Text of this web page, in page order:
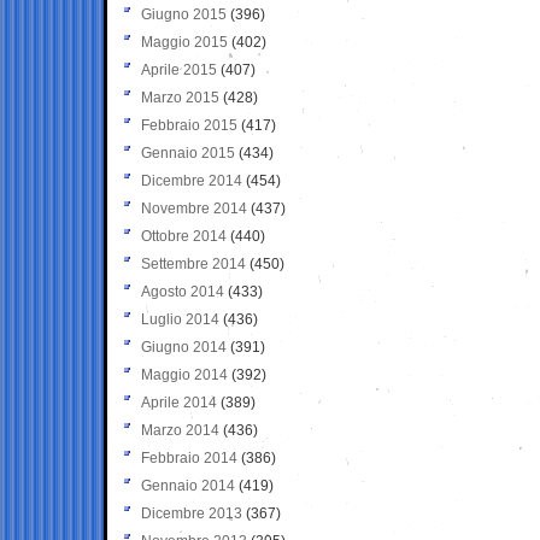
Giugno 2015 (396)
Maggio 2015 (402)
Aprile 2015 (407)
Marzo 2015 (428)
Febbraio 2015 (417)
Gennaio 2015 (434)
Dicembre 2014 (454)
Novembre 2014 (437)
Ottobre 2014 (440)
Settembre 2014 (450)
Agosto 2014 (433)
Luglio 2014 (436)
Giugno 2014 (391)
Maggio 2014 (392)
Aprile 2014 (389)
Marzo 2014 (436)
Febbraio 2014 (386)
Gennaio 2014 (419)
Dicembre 2013 (367)